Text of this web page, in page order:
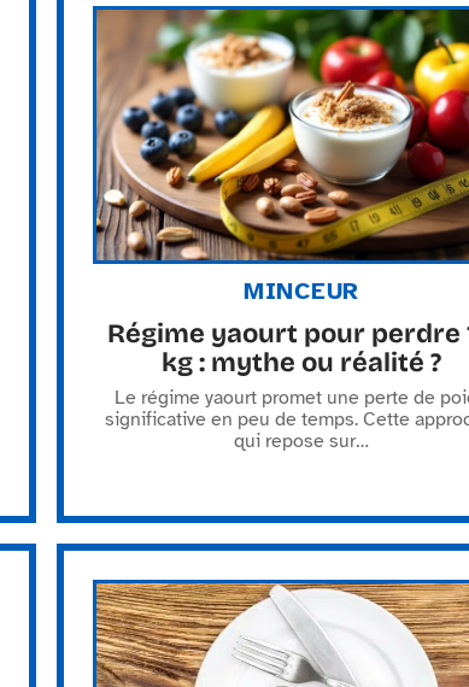
MINCEUR
Régime yaourt pour perdre
kg : mythe ou réalité ?
Le régime yaourt promet une perte de
significative en peu de temps. Cette
qui repose sur…